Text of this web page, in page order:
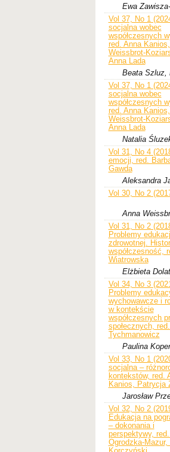
Ewa
Vol 37, No 1
socjalna wobec
współczesnych
red. Anna
Weissbrot-
Anna Lada
Beata Szluz,
Vol 37, No 1
socjalna wobec
współczesnych
red. Anna
Weissbrot-
Anna Lada
Natalia
Vol 31, No 4
emocji, red.
Gawda
Aleksandra
Vol 30, No 2
Anna
Vol 31, No 2
Problemy
zdrowotnej.
współczesność,
Wiatrowska
Elżbieta
Vol 34, No 3
Problemy
wychowawcze i
w kontekście
współczesnych
społecznych,
Tychmanowicz
Paulina
Vol 33, No 1
socjalna –
kontekstów, red.
Kanios, Patrycja
Jarosław
Vol 32, No 2
Edukacja na
– dokonania i
perspektywy,
Ogrodzka-Mazur,